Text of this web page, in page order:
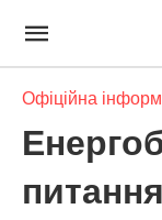
Офіційна